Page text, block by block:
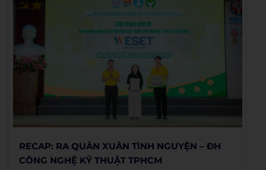
RECAP: RA QUÂN XUÂN TÌNH NGUYỆN – ĐH
CÔNG NGHỆ KỸ THUẬT TPHCM